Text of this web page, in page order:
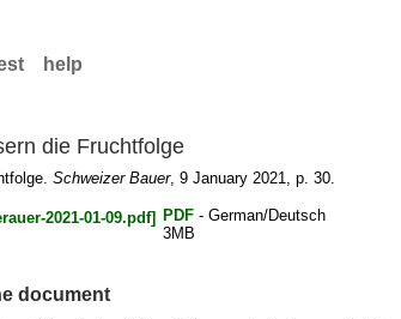
help
die Fruchtfolge
Schweizer Bauer, 9 January 2021, p. 30.
PDF - German/Deutsch
3MB
document